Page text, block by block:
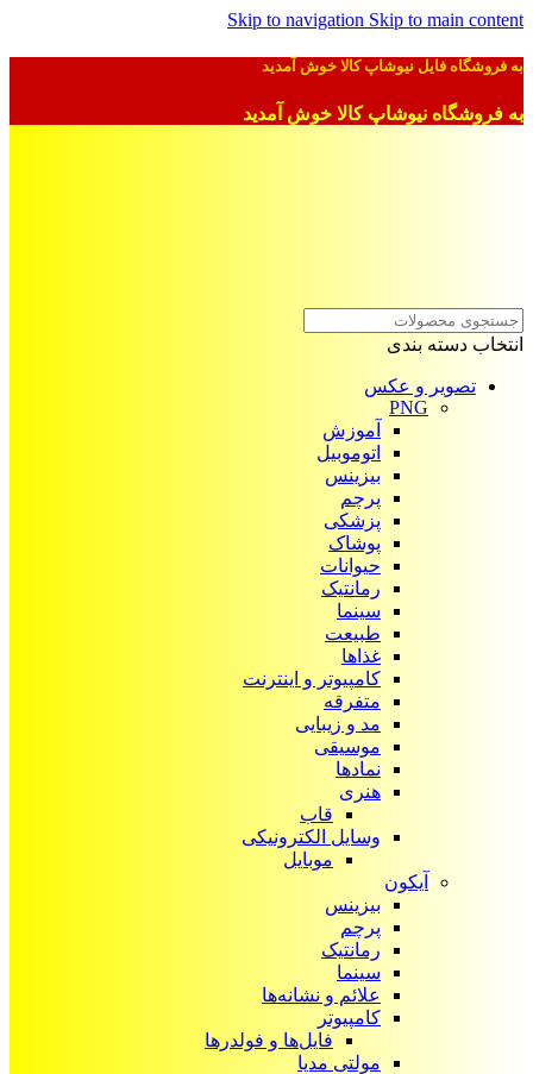
Skip to navigation Skip to main content
به فروشگاه فایل نیوشاپ کالا خوش آمدید
به فروشگاه نیوشاپ کالا خوش آمدید
انتخاب دسته بندی
تصویر و عکس
PNG
آموزش
اتوموبیل
بیزینس
پرچم
پزشکی
پوشاک
حیوانات
رمانتیک
سینما
طبیعت
غذاها
کامپیوتر و اینترنت
متفرقه
مد و زیبایی
موسیقی
نمادها
هنری
قاب
وسایل الکترونیکی
موبایل
آیکون‌
بیزینس
پرچم
رمانتیک
سینما
علائم و نشانه‌ها
کامپیوتر
فایل‌ها و فولدرها
مولتی مدیا